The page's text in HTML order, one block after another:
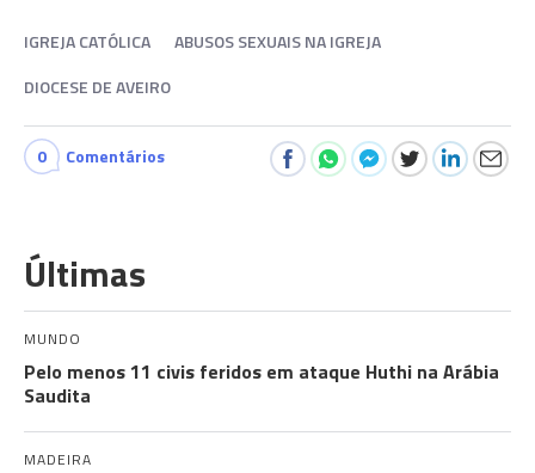
IGREJA CATÓLICA
ABUSOS SEXUAIS NA IGREJA
DIOCESE DE AVEIRO
0 Comentários
Últimas
MUNDO
Pelo menos 11 civis feridos em ataque Huthi na Arábia
Saudita
MADEIRA